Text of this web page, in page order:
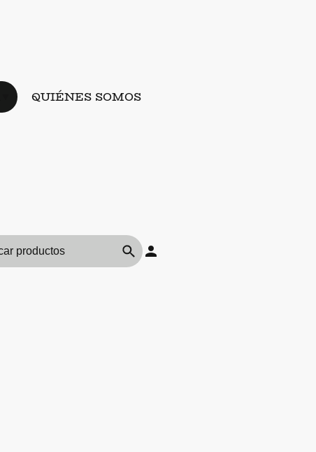
QUIÉNES SOMOS